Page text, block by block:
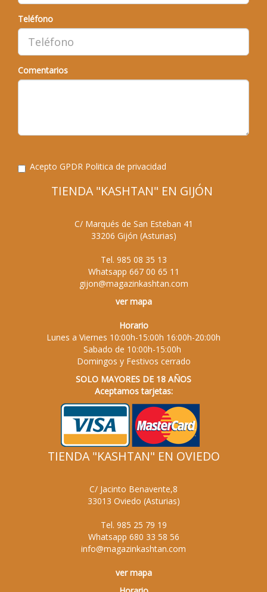
Teléfono
Comentarios
Acepto GPDR Politica de privacidad
TIENDA "KASHTAN" EN GIJÓN
C/ Marqués de San Esteban 41
33206 Gijón (Asturias)
Tel. 985 08 35 13
Whatsapp 667 00 65 11
gijon@magazinkashtan.com
ver mapa
Horario
Lunes a Viernes 10:00h-15:00h 16:00h-20:00h
Sabado de 10:00h-15:00h
Domingos y Festivos cerrado
SOLO MAYORES DE 18 AÑOS
Aceptamos tarjetas:
TIENDA "KASHTAN" EN OVIEDO
C/ Jacinto Benavente,8
33013 Oviedo (Asturias)
Tel. 985 25 79 19
Whatsapp 680 33 58 56
info@magazinkashtan.com
ver mapa